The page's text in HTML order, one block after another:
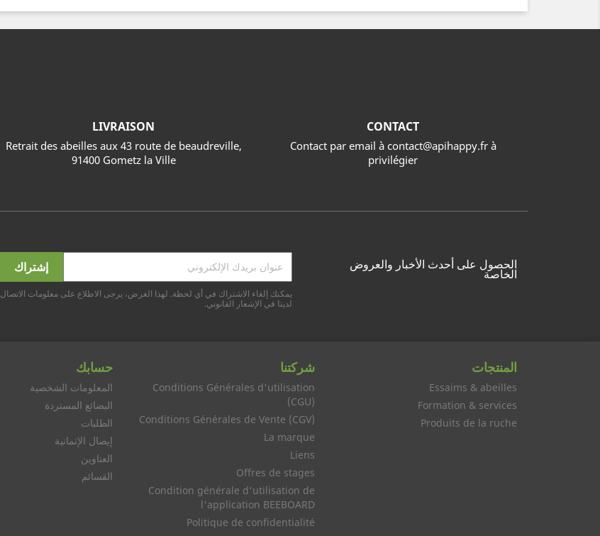
CONTACT
Contact par email à contact@apihappy.fr à
privilégier
LIVRAISON
Retrait des abeilles aux 43 route de beaudreville,
91400 Gometz la Ville
الحصول على أحدث الأخبار والعروض
الخاصة
يمكنك إلغاء الاشتراك في أي لحظة. لهذا الغرض، يرجى الاطلاع على معلومات الاتصال
لدينا في الإشعار القانوني.
المنتجات
Essaims & abeilles
Formation & services
Produits de la ruche
شركتنا
Conditions Générales d'utilisation
(CGU)
Conditions Générales de Vente (CGV)
La marque
Liens
Offres de stages
Condition générale d'utilisation de
l'application BEEBOARD
Politique de confidentialité
حسابك
المعلومات الشخصية
البضائع المستردة
الطلبات
إيصال الإتمانية
العناوين
القسائم